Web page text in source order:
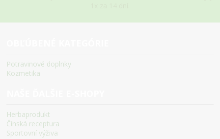
Potravinové doplnky
Kozmetika
Herbaprodukt
Čínská receptura
Sportovní výživa